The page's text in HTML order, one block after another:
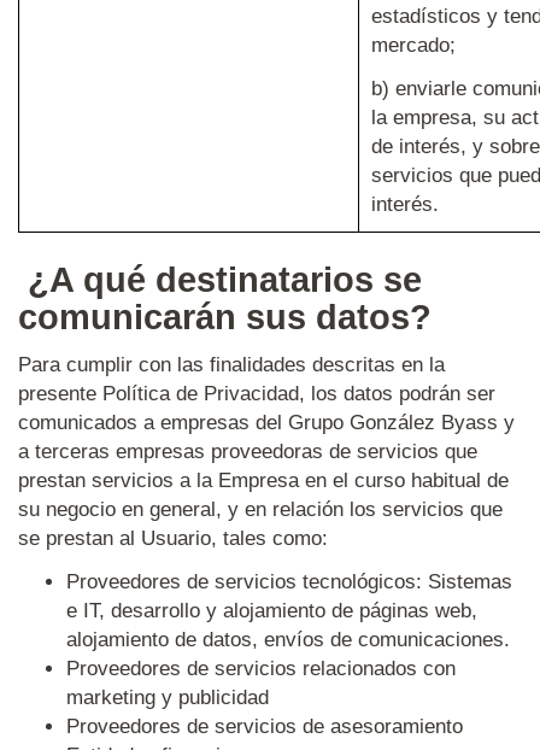
estadísticos y
mercado;
b) enviarle
la empresa, su
de interés, y
servicios que
interés.
¿A qué destinatarios se
comunicarán sus datos?
Para cumplir con las finalidades descritas en la
presente Política de Privacidad, los datos podrán ser
comunicados a empresas del Grupo González Byass y
a terceras empresas proveedoras de servicios que
prestan servicios a la Empresa en el curso habitual de
su negocio en general, y en relación los servicios que
se prestan al Usuario, tales como:
Proveedores de servicios tecnológicos: Sistemas
e IT, desarrollo y alojamiento de páginas web,
alojamiento de datos, envíos de comunicaciones.
Proveedores de servicios relacionados con
marketing y publicidad
Proveedores de servicios de asesoramiento